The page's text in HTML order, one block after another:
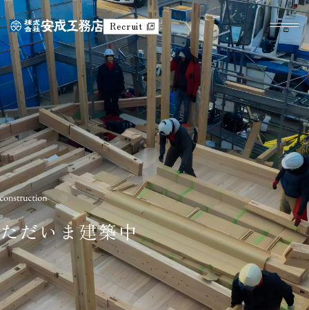
Recruit
ただいま建築中